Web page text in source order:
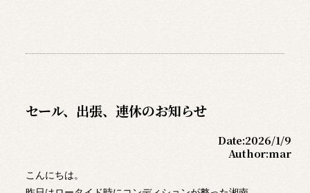
セール、出張、連休のお知らせ
Date:2026/1/9
Author:mar
こんにちは。